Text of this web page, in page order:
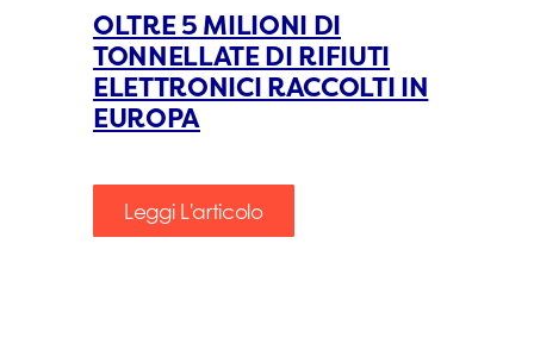
OLTRE 5 MILIONI DI
TONNELLATE DI RIFIUTI
ELETTRONICI RACCOLTI IN
EUROPA
Leggi L'articolo